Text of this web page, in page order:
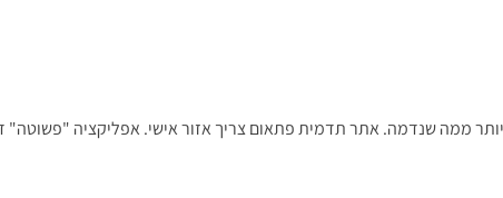
ממה שנדמה. אתר תדמית פתאום צריך אזור אישי. אפליקציה